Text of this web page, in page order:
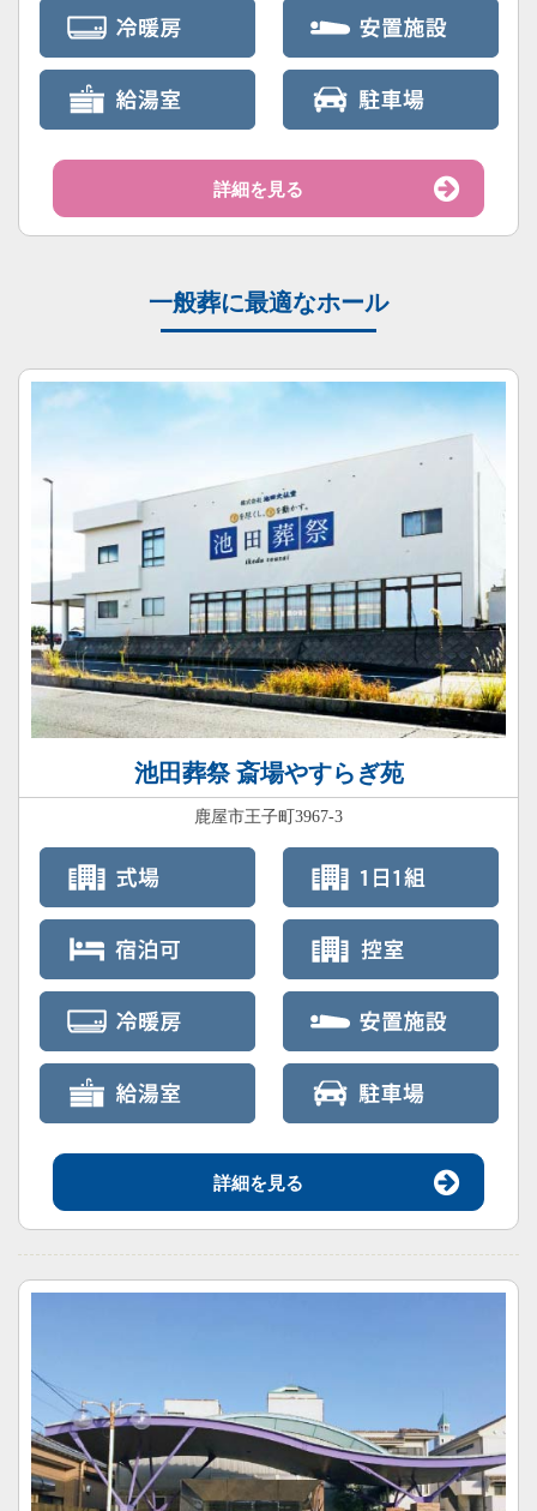
詳細を見る
一般葬に最適なホール
池田葬祭 斎場やすらぎ苑
鹿屋市王子町3967-3
詳細を見る